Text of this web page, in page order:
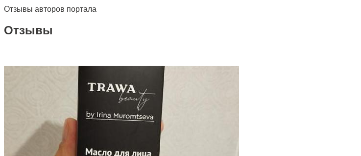
Отзывы авторов портала
Отзывы